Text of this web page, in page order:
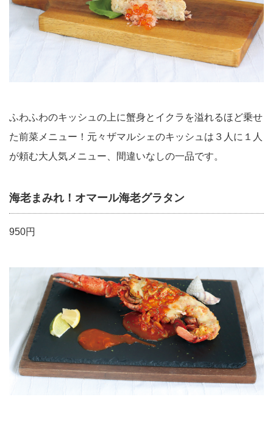
ふわふわのキッシュの上に蟹身とイクラを溢れるほど乗せ
た前菜メニュー！元々ザマルシェのキッシュは３人に１人
が頼む大人気メニュー、間違いなしの一品です。
海老まみれ！オマール海老グラタン
950円